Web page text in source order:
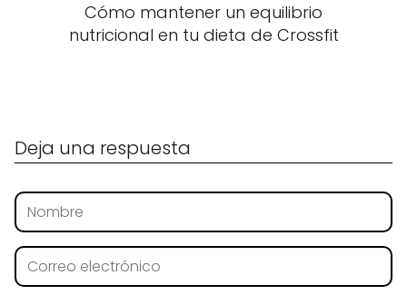
Cómo mantener un equilibrio
nutricional en tu dieta de Crossfit
Deja una respuesta